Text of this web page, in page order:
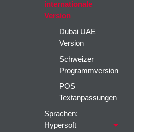
internationale
Version
Dubai UAE
Version
Schweizer
Programmversion
POS
Textanpassungen
Sprachen:
Hypersoft